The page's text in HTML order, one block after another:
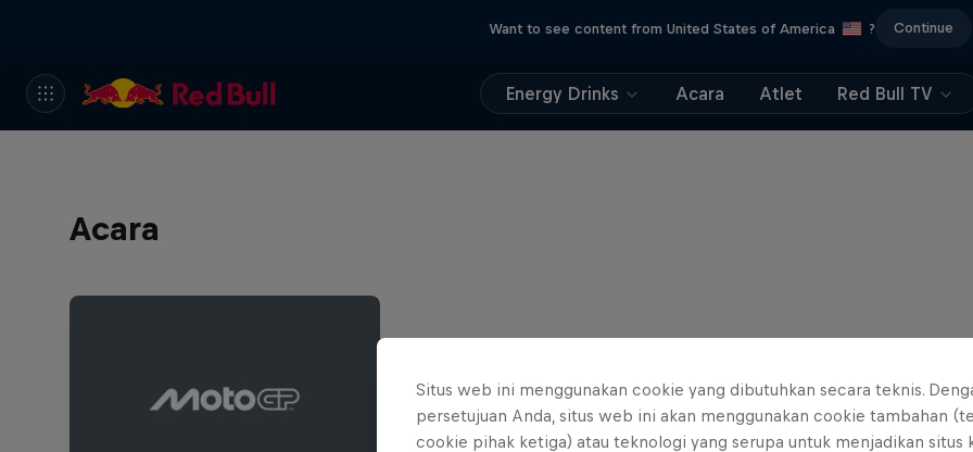
Want to see content from United States of America ? Continue
Energy Drinks Acara Atlet Red Bull TV
Acara
Situs web ini menggunakan cookie yang dibutuhkan secara teknis.
persetujuan Anda, situs web ini akan menggunakan cookie tambahan
cookie pihak ketiga) atau teknologi yang serupa untuk menjadikan situs